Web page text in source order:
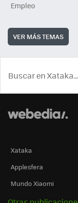
Empleo
VER MÁS TEMAS
Xataka
Applesfera
Mundo Xiaomi